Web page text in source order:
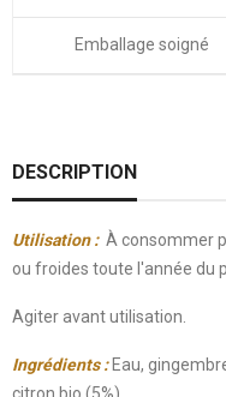
Emballage soigné
DESCRIPTION
Utilisation : À consommer
ou froides toute l'année du
Agiter avant utilisation.
Ingrédients :Eau,